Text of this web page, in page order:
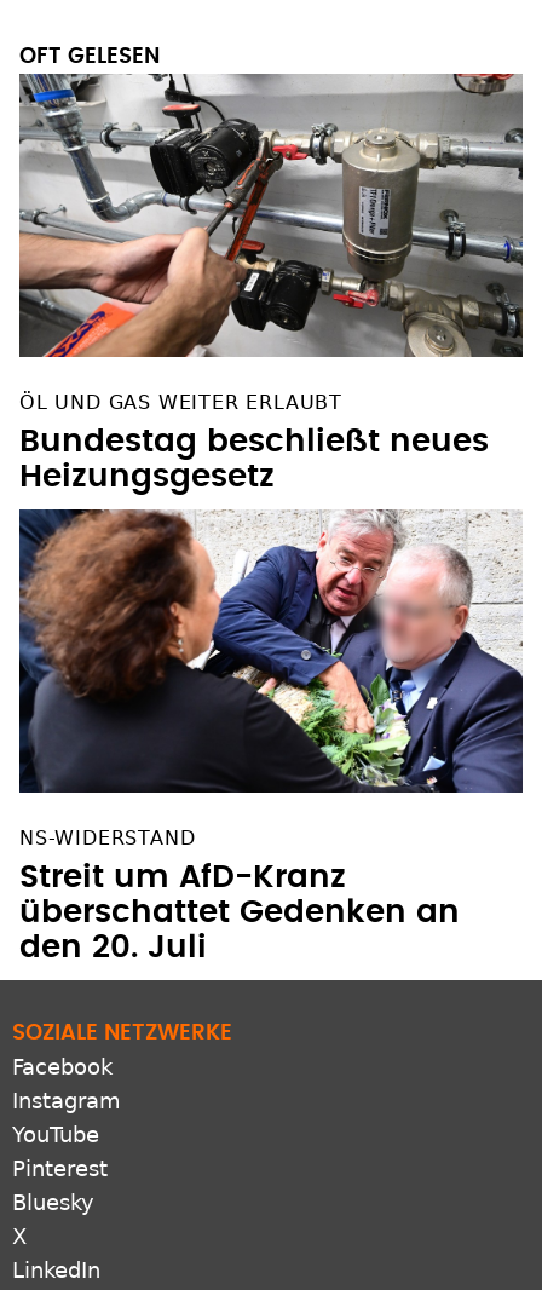
OFT GELESEN
ÖL UND GAS WEITER ERLAUBT
Bundestag beschließt neues
Heizungsgesetz
NS-WIDERSTAND
Streit um AfD-Kranz
überschattet Gedenken an
den 20. Juli
SOZIALE NETZWERKE
Facebook
Instagram
YouTube
Pinterest
Bluesky
X
LinkedIn